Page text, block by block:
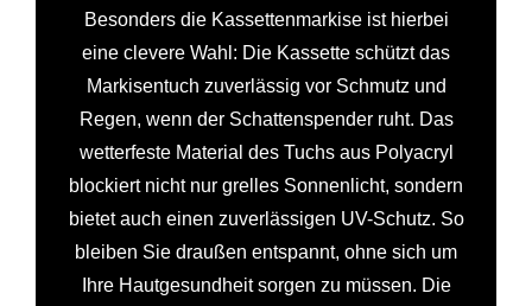
Besonders die Kassettenmarkise ist hierbei
eine clevere Wahl: Die Kassette schützt das
Markisentuch zuverlässig vor Schmutz und
Regen, wenn der Schattenspender ruht. Das
wetterfeste Material des Tuchs aus Polyacryl
blockiert nicht nur grelles Sonnenlicht, sondern
bietet auch einen zuverlässigen UV-Schutz. So
bleiben Sie draußen entspannt, ohne sich um
Ihre Hautgesundheit sorgen zu müssen. Die